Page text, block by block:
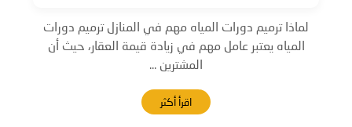
لماذا ترميم دورات المياه مهم في المنازل ترميم دورات
المياه يعتبر عامل مهم في زيادة قيمة العقار، حيث أن
المشترين ...
اقرأ أكثر